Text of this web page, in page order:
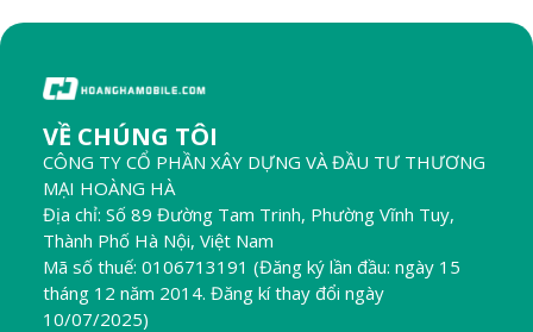
VỀ CHÚNG TÔI
CÔNG TY CỔ PHẦN XÂY DỰNG VÀ ĐẦU TƯ THƯƠNG
MẠI HOÀNG HÀ
Địa chỉ: Số 89 Đường Tam Trinh, Phường Vĩnh Tuy,
Thành Phố Hà Nội, Việt Nam
Mã số thuế: 0106713191 (Đăng ký lần đầu: ngày 15
tháng 12 năm 2014. Đăng kí thay đổi ngày
10/07/2025)